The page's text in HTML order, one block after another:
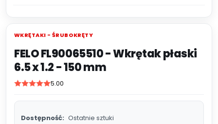
WKRĘTAKI - ŚRUBOKRĘTY
FELO FL90065510 - Wkrętak płaski
6.5 x 1.2 - 150 mm
5.00
Dostępność: Ostatnie sztuki